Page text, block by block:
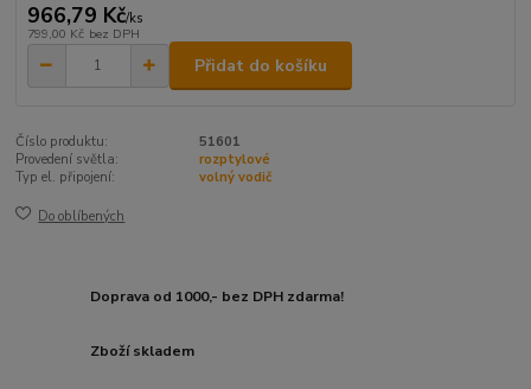
966,79 Kč/ks
799,00 Kč bez DPH
Přidat do košíku
Číslo produktu:
51601
Provedení světla:
rozptylové
Typ el. připojení:
volný vodič
Do oblíbených
Doprava od 1000,- bez DPH zdarma!
Zboží skladem